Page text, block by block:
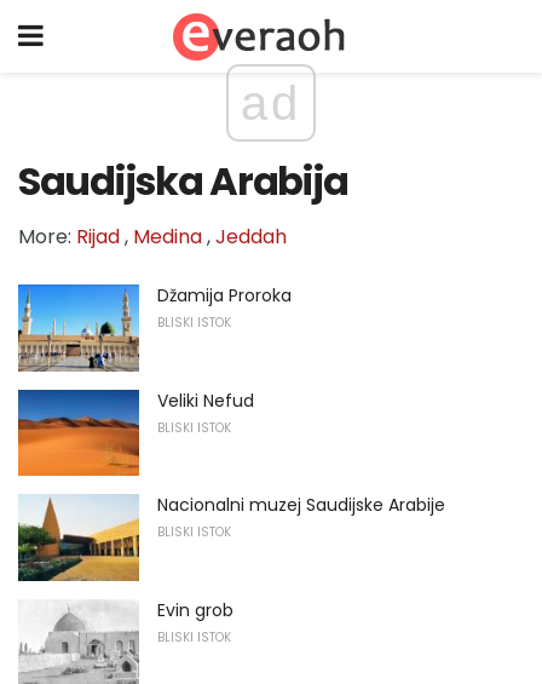
ad
Saudijska Arabija
More: Rijad, Medina,Jeddah
Džamija Proroka
BLISKI ISTOK
Veliki Nefud
BLISKI ISTOK
Nacionalni muzej Saudijske Arabije
BLISKI ISTOK
Evin grob
BLISKI ISTOK